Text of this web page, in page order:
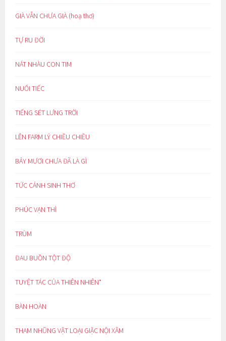
GIÀ VẪN CHƯA GIÀ (hoạ thơ)
TỰ RU ĐỜI
NÁT NHÀU CON TIM
NUỐI TIẾC
TIẾNG SÉT LƯNG TRỜI
LÊN FARM LÝ CHIỀU CHIỀU
BẢY MƯƠI CHƯA ĐÃ LÀ GÌ
TỨC CẢNH SINH THƠ
PHÚC VẠN THÌ
TRÙM
ĐAU BUỒN TỘT ĐỘ
TUYỆT TÁC CỦA THIÊN NHIÊN*
BÀN HOÀN
THAM NHŨNG VẶT LOẠI GIẶC NỘI XÂM